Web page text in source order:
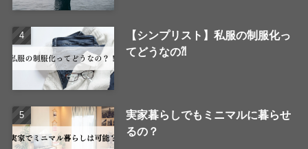
【シンプリスト】私服の制服化っ
てどうなの⁈
実家暮らしでもミニマルに暮らせ
るの？